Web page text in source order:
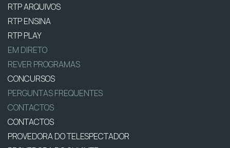
RTP ARQUIVOS
RTP ENSINA
RTP PLAY
EM DIRETO
REVER PROGRAMAS
CONCURSOS
PERGUNTAS FREQUENTES
CONTACTOS
CONTACTOS
PROVEDORA DO TELESPECTADOR